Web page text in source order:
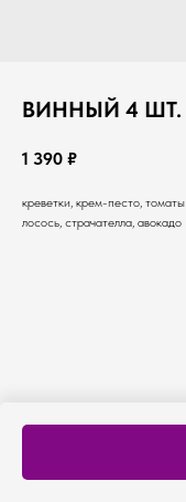
ВИННЫЙ 4 ШТ.
1 390 ₽
креветки, крем-песто, томаты
лосось, страчателла, авокадо